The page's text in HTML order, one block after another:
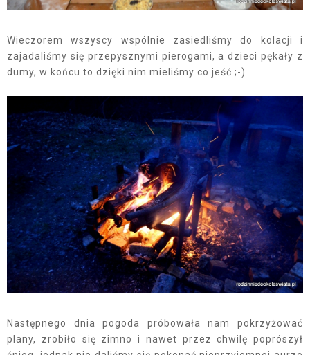
Wieczorem wszyscy wspólnie zasiedliśmy do kolacji i
zajadaliśmy się przepysznymi pierogami, a dzieci pękały z
dumy, w końcu to dzięki nim mieliśmy co jeść ;-)
Następnego dnia pogoda próbowała nam pokrzyżować
plany, zrobiło się zimno i nawet przez chwilę poprószył